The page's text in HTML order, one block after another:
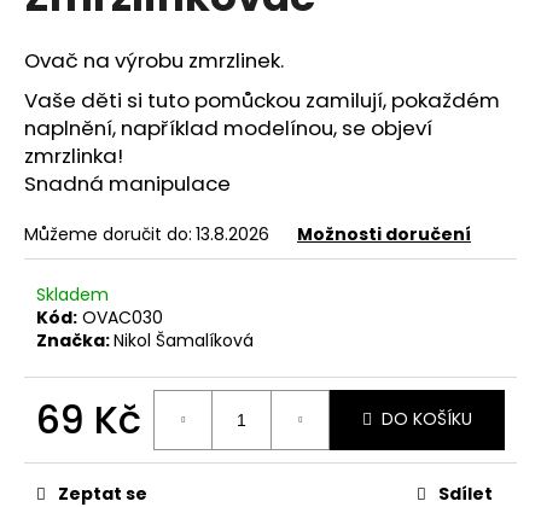
z
5
hvězdiček.
Ovač na výrobu zmrzlinek.
Vaše děti si tuto pomůckou zamilují, pokaždém
naplnění, například modelínou, se objeví
zmrzlinka!
Snadná manipulace
Můžeme doručit do: 13.8.2026 Možnosti doručení
Skladem
Kód: OVAC030
Značka:Nikol Šamalíková
69 Kč
cena:
DO KOŠÍKU
Zeptat se Sdílet
j
í
t
?
D
o
p
o